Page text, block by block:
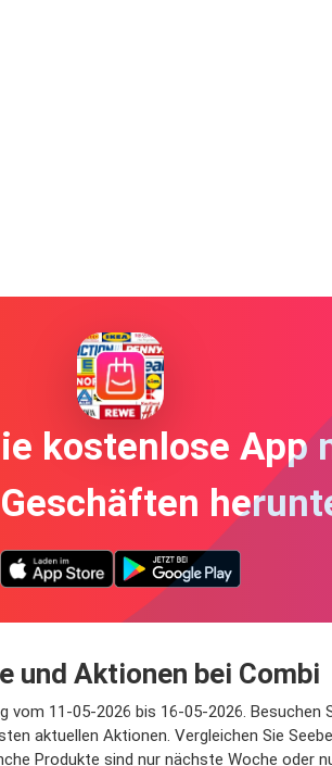
kostenlose App
und Aktionen bei Combi
11-05-2026 bis 16-05-2026. Besuchen
aktuellen Aktionen. Vergleichen Sie
Produkte sind nur nächste Woche oder